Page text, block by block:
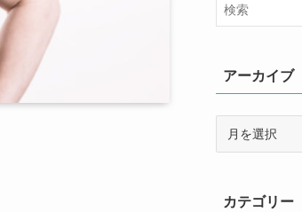
アーカイブ
ブカテゴリー